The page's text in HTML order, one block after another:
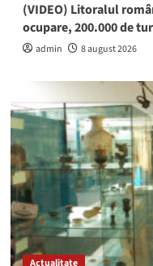
(VIDEO) Litoralul
ocupare, 200.000 de
admin 8 august 2026
Actualitate